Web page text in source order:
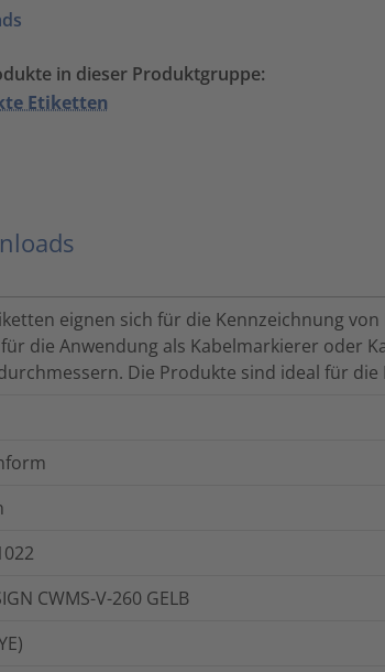
in dieser Produktgruppe:
Etiketten
eignen sich für die Kennzeichnung
die Anwendung als Kabelmarkierer oder
Die Produkte sind ideal für
CWMS-V-260 GELB